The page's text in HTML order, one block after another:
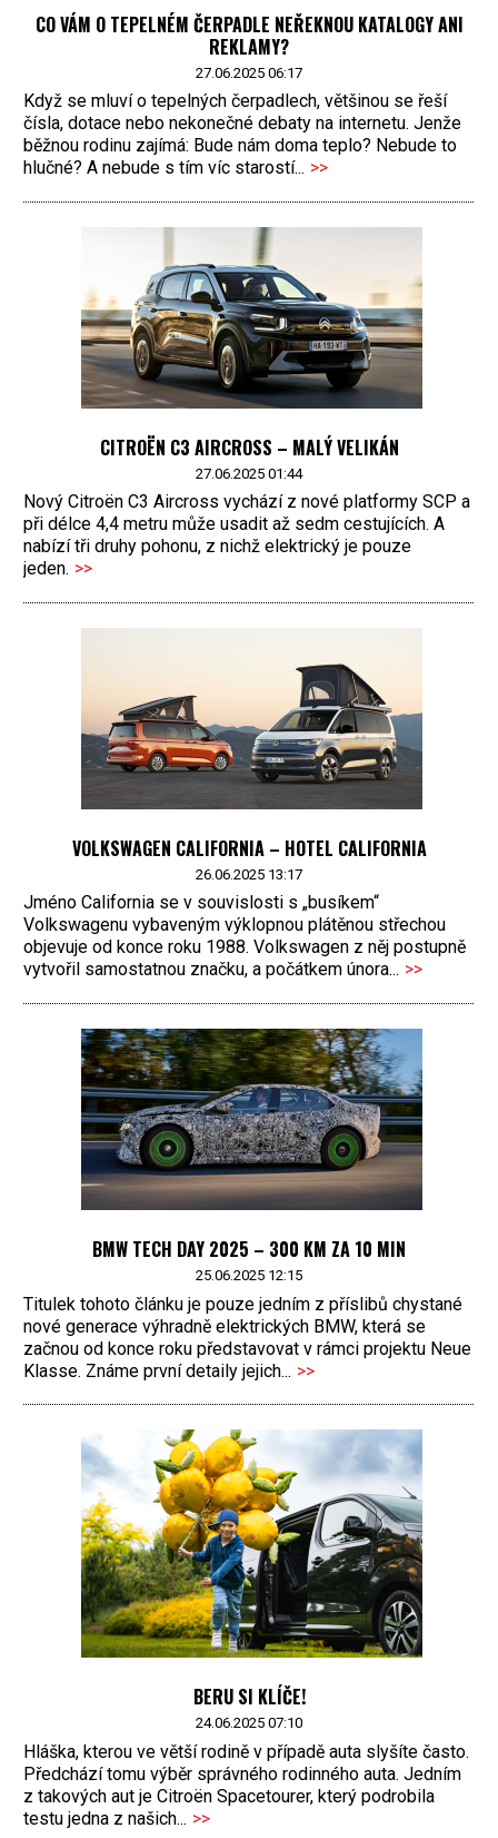
CO VÁM O TEPELNÉM ČERPADLE NEŘEKNOU KATALOGY ANI
REKLAMY?
27.06.2025 06:17
Když se mluví o tepelných čerpadlech, většinou se řeší
čísla, dotace nebo nekonečné debaty na internetu. Jenže
běžnou rodinu zajímá: Bude nám doma teplo? Nebude to
hlučné? A nebude s tím víc starostí... >>
CITROËN C3 AIRCROSS – MALÝ VELIKÁN
27.06.2025 01:44
Nový Citroën C3 Aircross vychází z nové platformy SCP a
při délce 4,4 metru může usadit až sedm cestujících. A
nabízí tři druhy pohonu, z nichž elektrický je pouze
jeden. >>
VOLKSWAGEN CALIFORNIA – HOTEL CALIFORNIA
26.06.2025 13:17
Jméno California se v souvislosti s „busíkem“
Volkswagenu vybaveným výklopnou plátěnou střechou
objevuje od konce roku 1988. Volkswagen z něj postupně
vytvořil samostatnou značku, a počátkem února... >>
BMW TECH DAY 2025 – 300 KM ZA 10 MIN
25.06.2025 12:15
Titulek tohoto článku je pouze jedním z příslibů chystané
nové generace výhradně elektrických BMW, která se
začnou od konce roku představovat v rámci projektu Neue
Klasse. Známe první detaily jejich... >>
BERU SI KLÍČE!
24.06.2025 07:10
Hláška, kterou ve větší rodině v případě auta slyšíte často.
Předchází tomu výběr správného rodinného auta. Jedním
z takových aut je Citroën Spacetourer, který podrobila
testu jedna z našich... >>